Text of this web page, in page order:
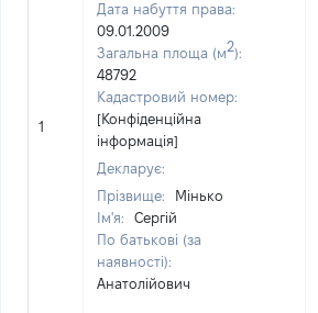
1
Дата набуття права:
09.01.2009
Загальна площа (м2):
48792
Кадастровий номер:
[Конфіденційна
інформація]
Декларує:
Прізвище:
Мінько
Ім'я:
Сергій
По батькові (за
наявності):
Анатолійович